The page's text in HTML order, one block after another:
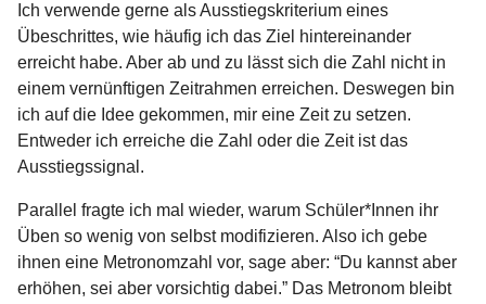
Ich verwende gerne als Ausstiegskriterium eines
Übeschrittes, wie häufig ich das Ziel hintereinander
erreicht habe. Aber ab und zu lässt sich die Zahl nicht in
einem vernünftigen Zeitrahmen erreichen. Deswegen bin
ich auf die Idee gekommen, mir eine Zeit zu setzen.
Entweder ich erreiche die Zahl oder die Zeit ist das
Ausstiegssignal.
Parallel fragte ich mal wieder, warum Schüler*Innen ihr
Üben so wenig von selbst modifizieren. Also ich gebe
ihnen eine Metronomzahl vor, sage aber: “Du kannst aber
erhöhen, sei aber vorsichtig dabei.” Das Metronom bleibt